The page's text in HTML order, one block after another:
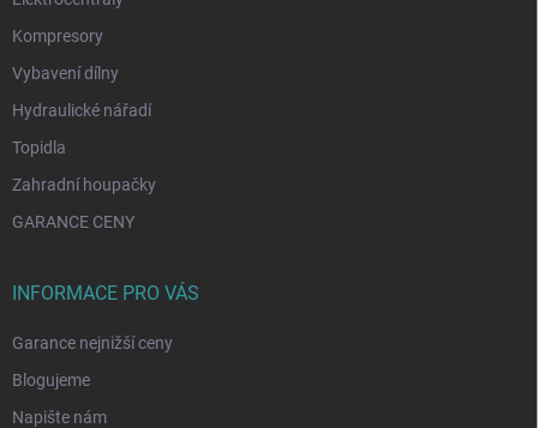
Kompresory
Vybavení dílny
Hydraulické nářadí
Topidla
Zahradní houpačky
GARANCE CENY
INFORMACE PRO VÁS
Garance nejnižší ceny
Blogujeme
Napište nám